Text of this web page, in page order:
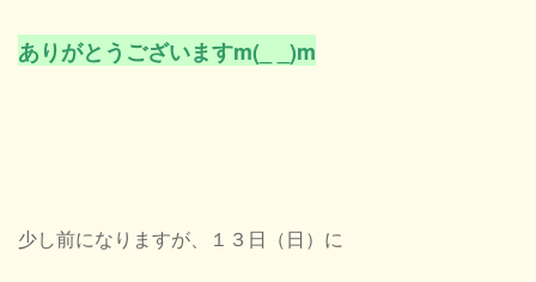
ありがとうございますm(_ _)m
少し前になりますが、１３日（日）に